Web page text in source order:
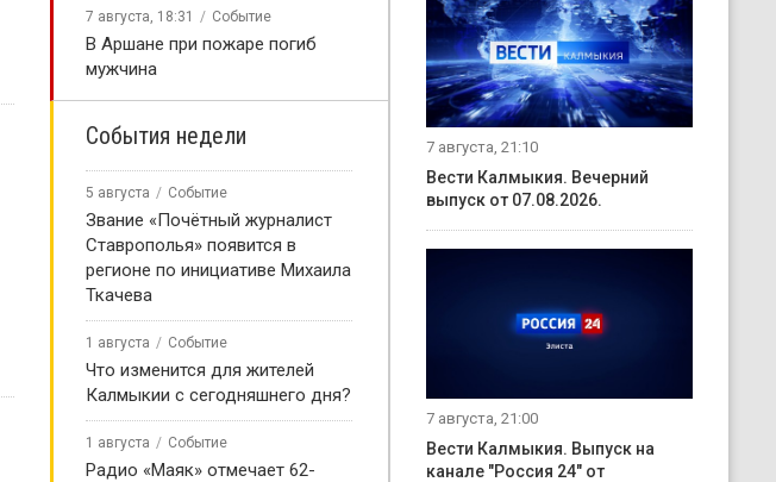
7 августа, 18:31 Событие
В Аршане при пожаре погиб
мужчина
События недели
5 августа Событие
Звание «Почётный журналист
Ставрополья» появится в
регионе по инициативе Михаила
Ткачева
1 августа Событие
Что изменится для жителей
Калмыкии с сегодняшнего дня?
1 августа Событие
Радио «Маяк» отмечает 62-
7 августа, 21:10
Вести Калмыкия. Вечерний
выпуск от 07.08.2026.
7 августа, 21:00
Вести Калмыкия. Выпуск на
канале "Россия 24" от